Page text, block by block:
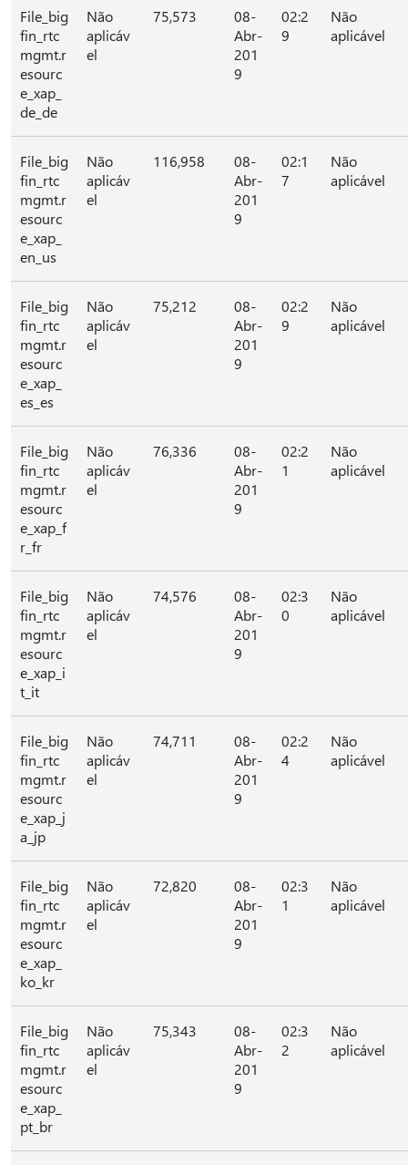
File_big
fin_rtc
mgmt.r
esourc
e_xap_
de_de
Não
aplicáv
el
75,573
08-
Abr-
201
9
02:2
9
Não
aplicável
File_big
fin_rtc
mgmt.r
esourc
e_xap_
en_us
Não
aplicáv
el
116,958
08-
Abr-
201
9
02:1
7
Não
aplicável
File_big
fin_rtc
mgmt.r
esourc
e_xap_
es_es
Não
aplicáv
el
75,212
08-
Abr-
201
9
02:2
9
Não
aplicável
File_big
fin_rtc
mgmt.r
esourc
e_xap_f
r_fr
Não
aplicáv
el
76,336
08-
Abr-
201
9
02:2
1
Não
aplicável
File_big
fin_rtc
mgmt.r
esourc
e_xap_i
t_it
Não
aplicáv
el
74,576
08-
Abr-
201
9
02:3
0
Não
aplicável
File_big
fin_rtc
mgmt.r
esourc
e_xap_j
a_jp
Não
aplicáv
el
74,711
08-
Abr-
201
9
02:2
4
Não
aplicável
File_big
fin_rtc
mgmt.r
esourc
e_xap_
ko_kr
Não
aplicáv
el
72,820
08-
Abr-
201
9
02:3
1
Não
aplicável
File_big
fin_rtc
mgmt.r
esourc
e_xap_
pt_br
Não
aplicáv
el
75,343
08-
Abr-
201
9
02:3
2
Não
aplicável